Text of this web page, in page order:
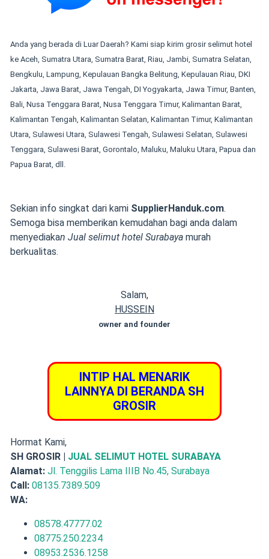
Anda yang berada di Luar Daerah? Kami siap kirim grosir selimut hotel
ke Aceh, Sumatra Utara, Sumatra Barat, Riau, Jambi, Sumatra Selatan,
Bengkulu, Lampung, Kepulauan Bangka Belitung, Kepulauan Riau, DKI
Jakarta, Jawa Barat, Jawa Tengah, DI Yogyakarta, Jawa Timur, Banten,
Bali, Nusa Tenggara Barat, Nusa Tenggara Timur, Kalimantan Barat,
Kalimantan Tengah, Kalimantan Selatan, Kalimantan Timur, Kalimantan
Utara, Sulawesi Utara, Sulawesi Tengah, Sulawesi Selatan, Sulawesi
Tenggara, Sulawesi Barat, Gorontalo, Maluku, Maluku Utara, Papua dan
Papua Barat, dll.
Sekian info singkat dari kami SupplierHanduk.com.
Semoga bisa memberikan kemudahan bagi anda dalam
menyediakan Jual selimut hotel Surabaya murah
berkualitas.
Salam,
HUSSEIN
owner and founder
INTIP HAL MENARIK
LAINNYA DI BERANDA SH
GROSIR
Hormat Kami,
SH GROSIR | JUAL SELIMUT HOTEL SURABAYA
Alamat: Jl. Tenggilis Lama IIIB No.45, Surabaya
Call: 08135.7389.509
WA:
08578.47777.02
08775.250.2234
08953.2536.1258